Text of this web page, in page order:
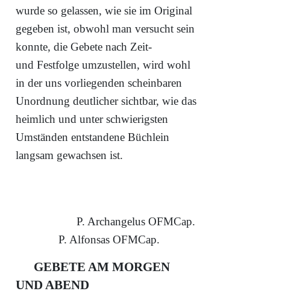
wurde so gelassen, wie sie im Original
gegeben ist, obwohl man versucht sein
konnte, die Gebete nach Zeit-
und Festfolge umzustellen, wird wohl
in der uns vorliegenden scheinbaren
Unordnung deutlicher sichtbar, wie das
heimlich und unter schwierigsten
Umständen entstandene Büchlein
langsam gewachsen ist.
P. Archangelus OFMCap.
P. Alfonsas OFMCap.
GEBETE AM MORGEN
UND ABEND